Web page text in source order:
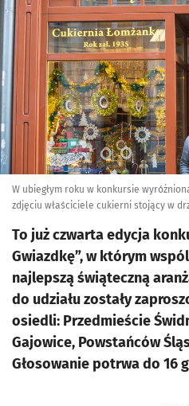
Kliknij, aby powiększyć
W ubiegłym roku w konkursie
zdjęciu właściciele cukierni stojący w
To już czwarta edycja
Gwiazdkę”, w którym
najlepszą świąteczną
do udziału zostały
osiedli: Przedmieście
Gajowice, Powstańców
Głosowanie potrwa do 16